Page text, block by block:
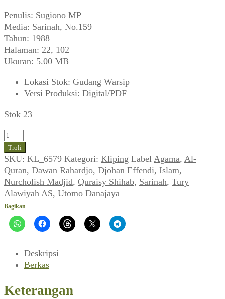
Penulis: Sugiono MP
Media: Sarinah, No.159
Tahun: 1988
Halaman: 22, 102
Ukuran: 5.00 MB
Lokasi Stok: Gudang Warsip
Versi Produksi: Digital/PDF
Stok 23
Kuantitas
Musabaqah
Kandungan
Al-
Quran
Ditutup
Akhir
1988
(Sarinah_No.159
Oktober
1988)
Troli
SKU: KL_6579 Kategori: Kliping Label Agama, Al-
Quran, Dawan Rahardjo, Djohan Effendi, Islam,
Nurcholish Madjid, Quraisy Shihab, Sarinah, Tury
Alawiyah AS, Utomo Danajaya
Bagikan
Deskripsi
Berkas
Keterangan